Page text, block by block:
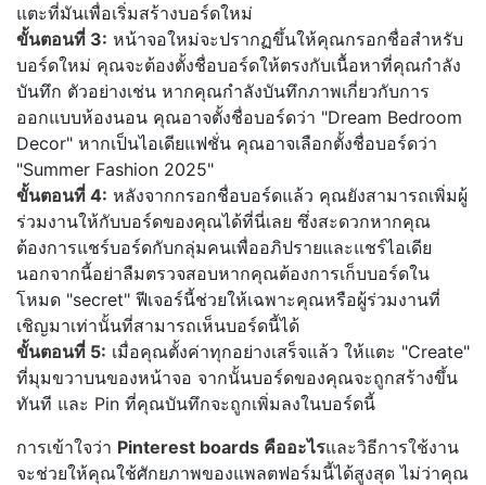
แตะที่มันเพื่อเริ่มสร้างบอร์ดใหม่
ขั้นตอนที่ 3: หน้าจอใหม่จะปรากฏขึ้นให้คุณกรอกชื่อสำหรับ
บอร์ดใหม่ คุณจะต้องตั้งชื่อบอร์ดให้ตรงกับเนื้อหาที่คุณกำลัง
บันทึก ตัวอย่างเช่น หากคุณกำลังบันทึกภาพเกี่ยวกับการ
ออกแบบห้องนอน คุณอาจตั้งชื่อบอร์ดว่า "Dream Bedroom
Decor" หากเป็นไอเดียแฟชั่น คุณอาจเลือกตั้งชื่อบอร์ดว่า
"Summer Fashion 2025"
ขั้นตอนที่ 4: หลังจากกรอกชื่อบอร์ดแล้ว คุณยังสามารถเพิ่มผู้
ร่วมงานให้กับบอร์ดของคุณได้ที่นี่เลย ซึ่งสะดวกหากคุณ
ต้องการแชร์บอร์ดกับกลุ่มคนเพื่ออภิปรายและแชร์ไอเดีย
นอกจากนี้อย่าลืมตรวจสอบหากคุณต้องการเก็บบอร์ดใน
โหมด "secret" ฟีเจอร์นี้ช่วยให้เฉพาะคุณหรือผู้ร่วมงานที่
เชิญมาเท่านั้นที่สามารถเห็นบอร์ดนี้ได้
ขั้นตอนที่ 5: เมื่อคุณตั้งค่าทุกอย่างเสร็จแล้ว ให้แตะ "Create"
ที่มุมขวาบนของหน้าจอ จากนั้นบอร์ดของคุณจะถูกสร้างขึ้น
ทันที และ Pin ที่คุณบันทึกจะถูกเพิ่มลงในบอร์ดนี้
การเข้าใจว่า Pinterest boards คืออะไรและวิธีการใช้งาน
จะช่วยให้คุณใช้ศักยภาพของแพลตฟอร์มนี้ได้สูงสุด ไม่ว่าคุณ